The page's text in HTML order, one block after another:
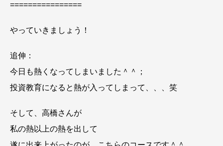
================
やっていきましょう！
追伸：
今日も熱くなってしまいました＾＾；
投資教育になると熱が入ってしまって、、、笑
そして、高橋さんが
私の熱以上の熱を出して